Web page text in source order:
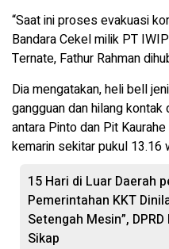
“Saat ini proses evakuasi
Bandara Cekel milik PT
Ternate, Fathur Rahman
Dia mengatakan, heli bell
gangguan dan hilang
antara Pinto dan Pit
kemarin sekitar pukul 13.16
15 Hari di Luar Daerah
Pemerintahan KKT
Setengah Mesin”,
Sikap